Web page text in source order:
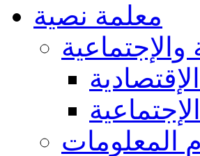
معلمة نصية
والإجتماعية
الإقتصادية
المعلومات